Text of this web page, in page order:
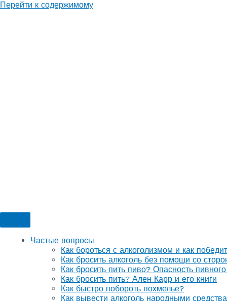
Перейти к содержимому
Частые вопросы
Как бороться с алкоголизмом и как
Как бросить алкоголь без помощи со
Как бросить пить пиво? Опасность
Как бросить пить? Ален Карр и его книги
Как быстро побороть похмелье?
Как вывести алкоголь народными